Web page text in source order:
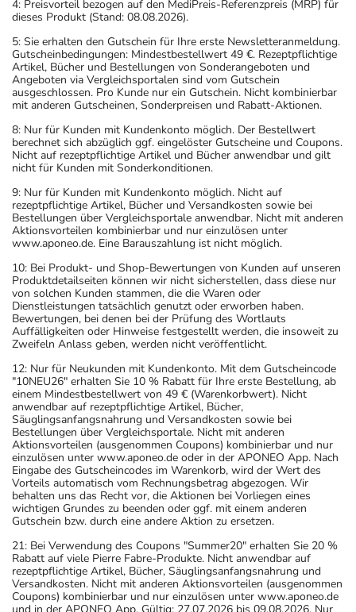
4: Preisvorteil bezogen auf den MediPreis-Referenzpreis (MRP) für
dieses Produkt (Stand: 08.08.2026).
5: Sie erhalten den Gutschein für Ihre erste Newsletteranmeldung.
Gutscheinbedingungen: Mindestbestellwert 49 €. Rezeptpflichtige
Artikel, Bücher und Bestellungen von Sonderangeboten und
Angeboten via Vergleichsportalen sind vom Gutschein
ausgeschlossen. Pro Kunde nur ein Gutschein. Nicht kombinierbar
mit anderen Gutscheinen, Sonderpreisen und Rabatt-Aktionen.
8: Nur für Kunden mit Kundenkonto möglich. Der Bestellwert
berechnet sich abzüglich ggf. eingelöster Gutscheine und Coupons.
Nicht auf rezeptpflichtige Artikel und Bücher anwendbar und gilt
nicht für Kunden mit Sonderkonditionen.
9: Nur für Kunden mit Kundenkonto möglich. Nicht auf
rezeptpflichtige Artikel, Bücher und Versandkosten sowie bei
Bestellungen über Vergleichsportale anwendbar. Nicht mit anderen
Aktionsvorteilen kombinierbar und nur einzulösen unter
www.aponeo.de. Eine Barauszahlung ist nicht möglich.
10: Bei Produkt- und Shop-Bewertungen von Kunden auf unseren
Produktdetailseiten können wir nicht sicherstellen, dass diese nur
von solchen Kunden stammen, die die Waren oder
Dienstleistungen tatsächlich genutzt oder erworben haben.
Bewertungen, bei denen bei der Prüfung des Wortlauts
Auffälligkeiten oder Hinweise festgestellt werden, die insoweit zu
Zweifeln Anlass geben, werden nicht veröffentlicht.
12: Nur für Neukunden mit Kundenkonto. Mit dem Gutscheincode
"10NEU26" erhalten Sie 10 % Rabatt für Ihre erste Bestellung, ab
einem Mindestbestellwert von 49 € (Warenkorbwert). Nicht
anwendbar auf rezeptpflichtige Artikel, Bücher,
Säuglingsanfangsnahrung und Versandkosten sowie bei
Bestellungen über Vergleichsportale. Nicht mit anderen
Aktionsvorteilen (ausgenommen Coupons) kombinierbar und nur
einzulösen unter www.aponeo.de oder in der APONEO App. Nach
Eingabe des Gutscheincodes im Warenkorb, wird der Wert des
Vorteils automatisch vom Rechnungsbetrag abgezogen. Wir
behalten uns das Recht vor, die Aktionen bei Vorliegen eines
wichtigen Grundes zu beenden oder ggf. mit einem anderen
Gutschein bzw. durch eine andere Aktion zu ersetzen.
21: Bei Verwendung des Coupons "Summer20" erhalten Sie 20 %
Rabatt auf viele Pierre Fabre-Produkte. Nicht anwendbar auf
rezeptpflichtige Artikel, Bücher, Säuglingsanfangsnahrung und
Versandkosten. Nicht mit anderen Aktionsvorteilen (ausgenommen
Coupons) kombinierbar und nur einzulösen unter www.aponeo.de